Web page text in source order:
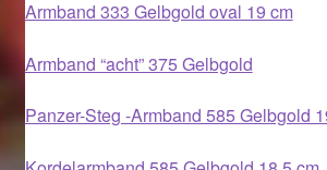
Magisches und Festliches zu
Magisches und Festliches zu
Armband 333 Gelbgold oval 19 cm
Armband “acht” 375 Gelbgold
Panzer-Steg -Armband 585 Gelbgold